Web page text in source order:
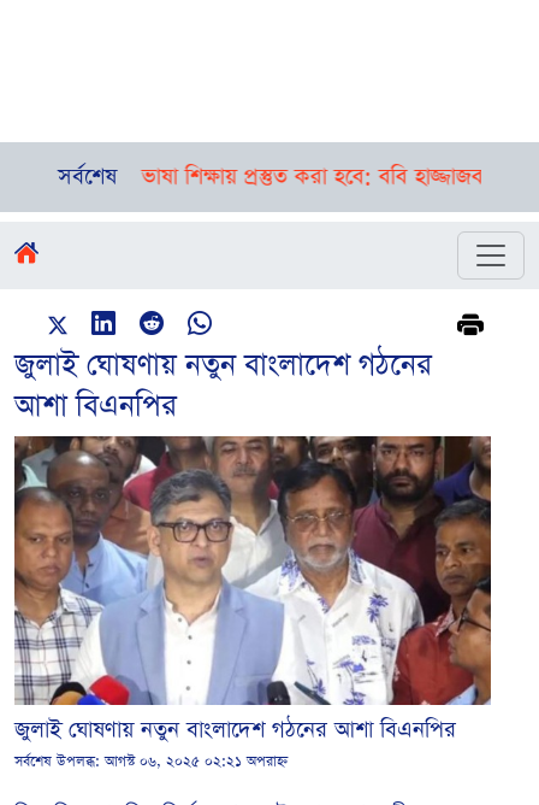
সর্বশেষ
ও ভাষা শিক্ষায় প্রস্তুত করা হবে: ববি হাজ্জাজবগুড়া-সিলেটে
জুলাই ঘোষণায় নতুন বাংলাদেশ গঠনের
আশা বিএনপির
জুলাই ঘোষণায় নতুন বাংলাদেশ গঠনের আশা বিএনপির
সর্বশেষ উপলব্ধ:আগস্ট ০৬, ২০২৫ ০২:২১ অপরাহ্ন